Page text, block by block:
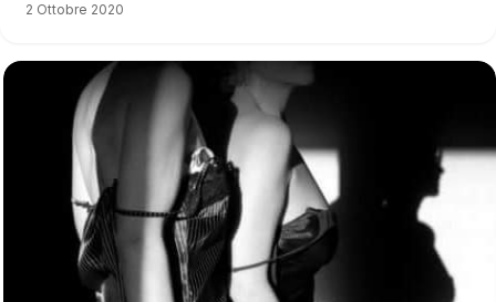
2 Ottobre 2020